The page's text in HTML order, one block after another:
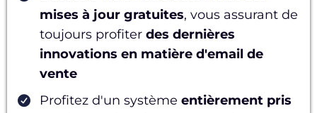
mises à jour gratuites, vous assurant de
toujours profiter des dernières
innovations en matière d'email de
vente
Profitez d'un système entièrement pris